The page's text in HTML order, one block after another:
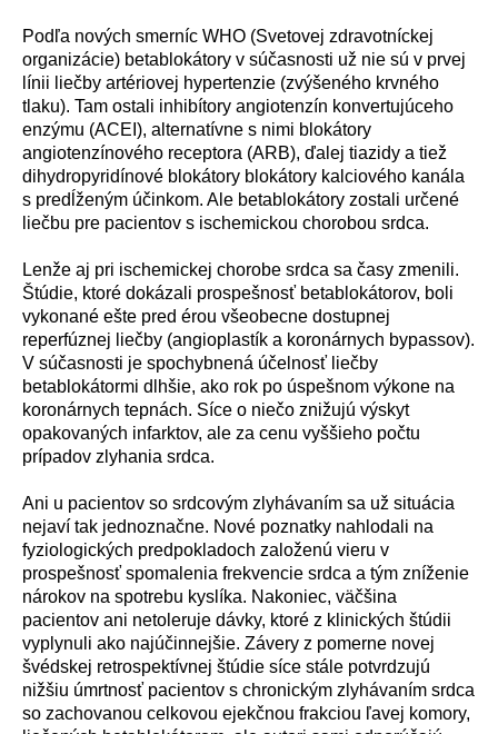
Podľa nových smerníc WHO (Svetovej zdravotníckej
organizácie) betablokátory v súčasnosti už nie sú v prvej
ínii liečby artériovej hypertenzie (zvýšeného krvného
tlaku). Tam ostali inhibítory angiotenzín konvertujúceho
enzýmu (ACEI), alternatívne s nimi blokátory
angiotenzínového receptora (ARB), ďalej tiazidy a tiež
dihydropyridínové blokátory blokátory kalciového kaná la
s predĺženým účinkom. Ale betablokátory zostali určené
liečbu pre pacientov s ischemickou chorobou srdca.
Lenže aj pri ischemickej chorobe srdca sa časy zmenili.
Štúdie, ktoré dokázali prospešnosť betablokátorov, boli
vykonané ešte pred érou všeobecne dostupnej
reperfúznej liečby (angioplastík a koronárnych bypassov).
V súčasnosti je spochybnená účelnosť liečby
betablokátormi dlhšie, ako rok po úspešnom výkone na
koronárnych tepnách. Síce o niečo znižujú výskyt
opakovaných infarktov, ale za cenu vyššieho počtu
prípadov zlyhania srdca.
Ani u pacientov so srdcovým zlyhávaním sa už situácia
nejaví tak jednoznačne. Nové poznatky nahlodali na
fyziologických predpokladoch založenú vieru v
prospešnosť spomalenia frekvencie srdca a tým zníženie
nárokov na spotrebu kysl íka. Nakoniec, väčšina
pacientov ani netoleruje dávky, ktoré z klinických štúdii
vyplynuli ako najúčinnejšie. Závery z pomerne novej
švédskej retrospektívnej štúdie síce stá le potvrdzujú
nižšiu úmrtnosť pacientov s chronickým zlyhávaním srdca
so zachovanou celkovou ejekčnou frakciou ľavej komory,